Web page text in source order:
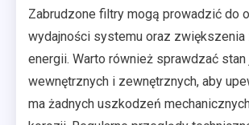
Zabrudzone filtry mogą prowadzić do
wydajności systemu oraz zwiększenia
energii. Warto również sprawdzać
wewnętrznych i zewnętrznych, aby
ma żadnych uszkodzeń